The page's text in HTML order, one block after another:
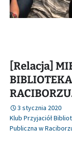
[Relacja]
3 stycznia 2020
Klub Przyjaciół
Publiczna w